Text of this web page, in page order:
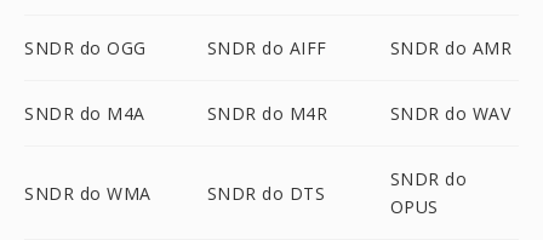
SNDR do OGG SNDR do AIFF SNDR do AMR
SNDR do M4A SNDR do M4R SNDR do WAV
SNDR do WMA SNDR do DTS
SNDR do
OPUS